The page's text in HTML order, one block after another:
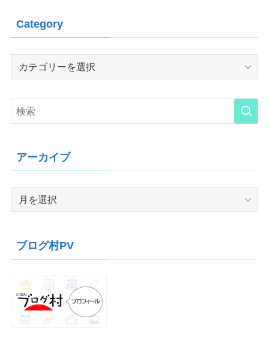
Category
Category
アーカイブ
ブ
ブログ村PV